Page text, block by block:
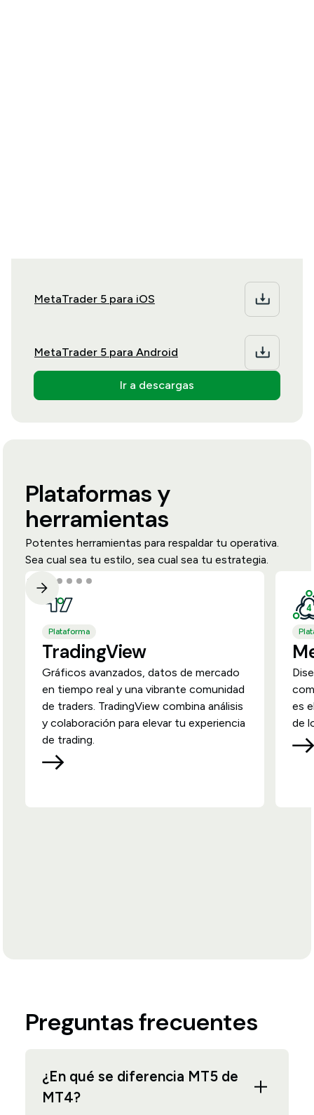
MetaTrader 5 para iOS
MetaTrader 5 para Android
Ir a descargas
Plataformas y
herramientas
Potentes herramientas para respaldar tu operativa.
Sea cual sea tu estilo, sea cual sea tu estrategia.
Plataforma
TradingView
Gráficos avanzados, datos de mercado
en tiempo real y una vibrante comunidad
de traders. TradingView combina análisis
y colaboración para elevar tu experiencia
de trading.
es
de
Preguntas frecuentes
¿En qué se diferencia MT5 de
MT4?